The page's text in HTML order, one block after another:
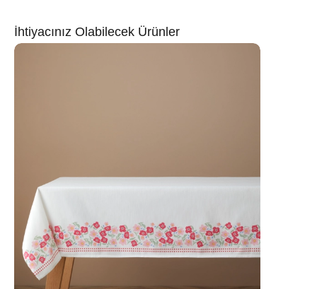
İhtiyacınız Olabilecek Ürünler